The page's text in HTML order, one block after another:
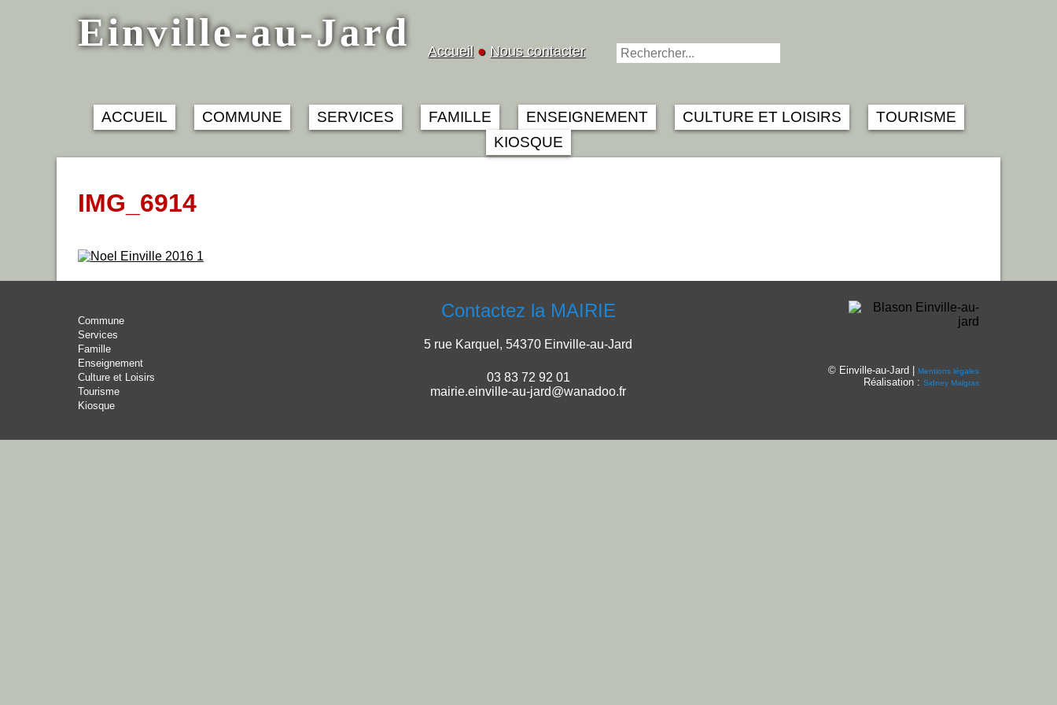
Einville-au-Jard Accueil ● Nous contacter
ACCUEIL COMMUNE SERVICES FAMILLE ENSEIGNEMENT CULTURE ET LOISIRS
TOURISME
KIOSQUE
IMG_6914
Commune
Services
Famille
Enseignement
Culture et Loisirs
Tourisme
Kiosque
Contactez la MAIRIE
5 rue Karquel, 54370 Einville-au-Jard
03 83 72 92 01
mairie.einville-au-jard@wanadoo.fr
© Einville-au-Jard |Mentions légales
Réalisation :Sidney Malgras